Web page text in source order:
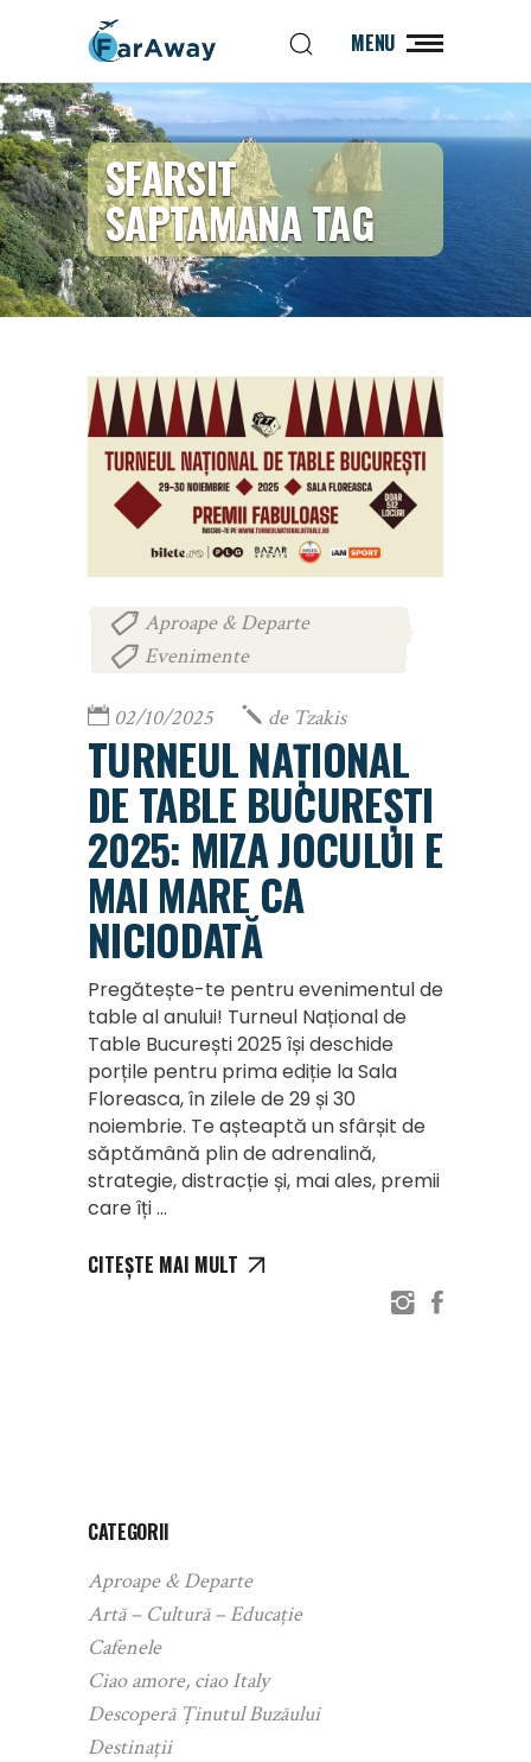
MENU
SFARSIT
SAPTAMANA TAG
Aproape & Departe
Evenimente
02/10/2025 de Tzakis
TURNEUL NAȚIONAL
DE TABLE BUCUREȘTI
2025: MIZA JOCULUI E
MAI MARE CA
NICIODATĂ
Pregătește-te pentru evenimentul de
table al anului! Turneul Național de
Table București 2025 își deschide
porțile pentru prima ediție la Sala
Floreasca, în zilele de 29 și 30
noiembrie. Te așteaptă un sfârșit de
săptămână plin de adrenalină,
strategie, distracție și, mai ales, premii
care îți
CITEȘTE MAI MULT
CATEGORII
Aproape & Departe
Artă – Cultură – Educație
Cafenele
Ciao amore, ciao Italy
Descoperă Ținutul Buzăului
Destinații